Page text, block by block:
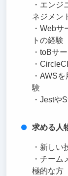
・エン
ネジメン
・Web
トの経験
・toBサ
・
・AWS
験
・Jestや
求める人
・新し
・チー
極的な方